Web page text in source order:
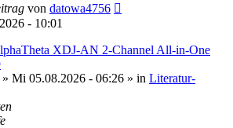
von datowa4756
- 10:01
XDJ-AN 2-Channel All-in-One
» Mi 05.08.2026 - 06:26 » in Literatur-